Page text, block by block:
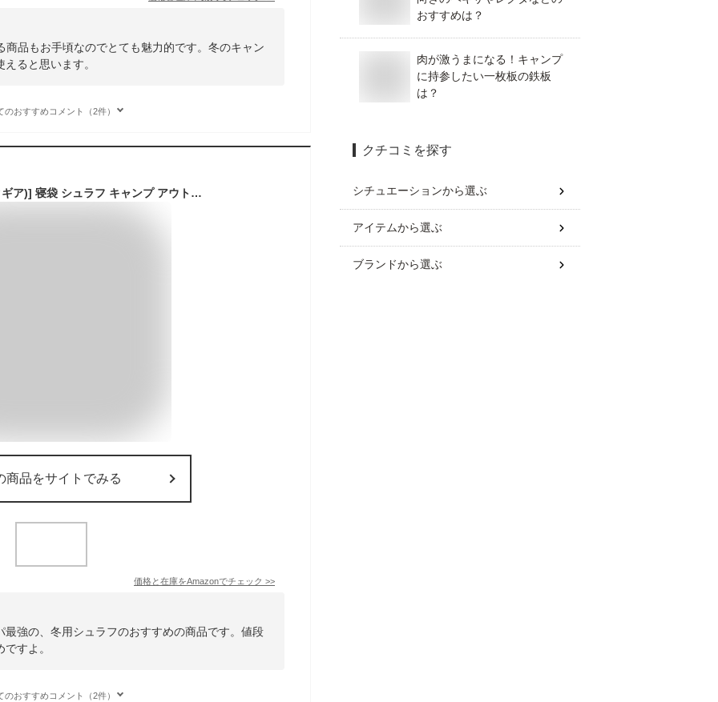
品もお手頃なのでとても魅力的です。冬のキャン
ると思います。
のおすすめコメント（2件）
[HAWK GEAR(ホークギア)] 寝袋 シュラフ キャンプ アウトドア 簡易防水 オールシーズン (ブラック)
商品をサイトでみる
価格と在庫をAmazonでチェック >>
強の、冬用シュラフのおすすめの商品です。値段
すよ。
のおすすめコメント（2件）
おすすめは？
肉が激うまになる！キャンプ
に持参したい一枚板の鉄板
は？
クチコミを探す
シチュエーションから選ぶ
アイテムから選ぶ
ブランドから選ぶ